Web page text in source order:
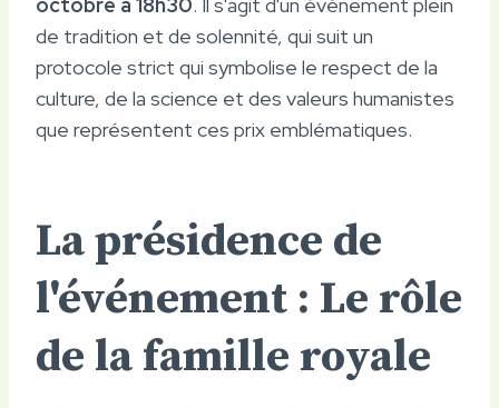
de tradition et de solennité, qui suit un
protocole strict qui symbolise le respect de la
culture, de la science et des valeurs humanistes
que représentent ces prix emblématiques.
La présidence de
l'événement : Le rôle
de la famille royale